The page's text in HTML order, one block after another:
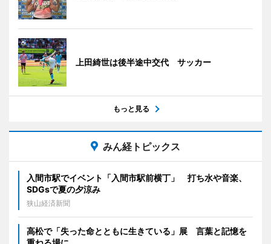
上田綺世は後半途中交代 サッカー
もっと見る
みん経トピックス
入間市駅でイベント「入間市駅前横丁」 打ち水や音楽、
SDGsで夏の夕涼み
狭山経済新聞
高松で「失った命とともに生きている」展 言葉と記憶を